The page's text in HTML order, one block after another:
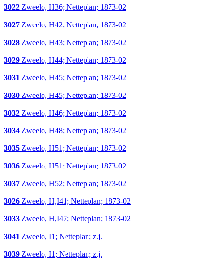
3022 Zweelo, H36; Netteplan; 1873-02
3027 Zweelo, H42; Netteplan; 1873-02
3028 Zweelo, H43; Netteplan; 1873-02
3029 Zweelo, H44; Netteplan; 1873-02
3031 Zweelo, H45; Netteplan; 1873-02
3030 Zweelo, H45; Netteplan; 1873-02
3032 Zweelo, H46; Netteplan; 1873-02
3034 Zweelo, H48; Netteplan; 1873-02
3035 Zweelo, H51; Netteplan; 1873-02
3036 Zweelo, H51; Netteplan; 1873-02
3037 Zweelo, H52; Netteplan; 1873-02
3026 Zweelo, H,I41; Netteplan; 1873-02
3033 Zweelo, H,I47; Netteplan; 1873-02
3041 Zweelo, I1; Netteplan; z.j.
3039 Zweelo, I1; Netteplan; z.j.